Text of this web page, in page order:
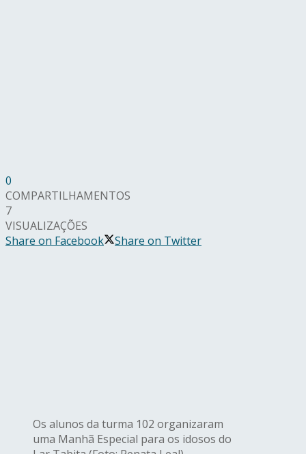
0
COMPARTILHAMENTOS
7
VISUALIZAÇÕES
Share on Facebook
Share on Twitter
Os alunos da turma 102 organizaram
uma Manhã Especial para os idosos do